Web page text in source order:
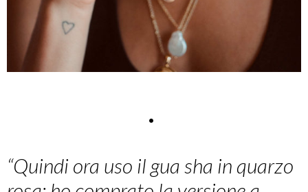
.
“Quindi ora uso il gua sha in quarzo